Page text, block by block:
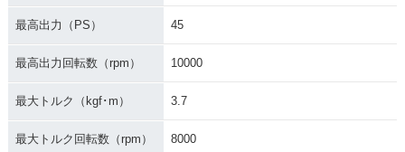
最高出力（PS） 45
最高出力回転数（rpm） 10000
最大トルク（kgf･m） 3.7
最大トルク回転数（rpm） 8000